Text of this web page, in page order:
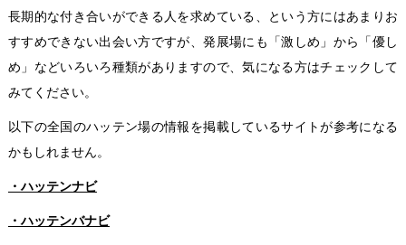
長期的な付き合いができる人を求めている、という方にはあまりお
すすめできない出会い方ですが、発展場にも「激しめ」から「優し
め」などいろいろ種類がありますので、気になる方はチェックして
みてください。
以下の全国のハッテン場の情報を掲載しているサイトが参考になる
かもしれません。
・ハッテンナビ
・ハッテンバナビ